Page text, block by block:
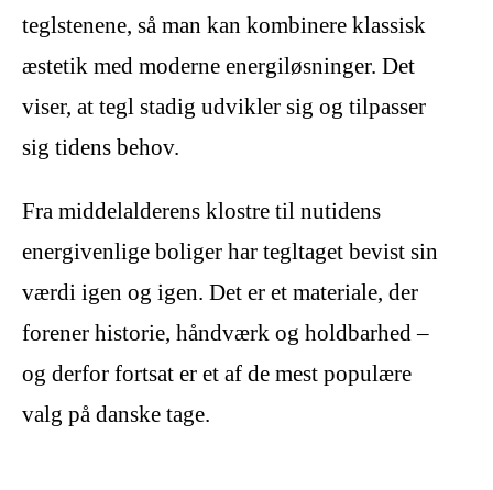
teglstenene, så man kan kombinere klassisk
æstetik med moderne energiløsninger. Det
viser, at tegl stadig udvikler sig og tilpasser
sig tidens behov.
Fra middelalderens klostre til nutidens
energivenlige boliger har tegltaget bevist sin
værdi igen og igen. Det er et materiale, der
forener historie, håndværk og holdbarhed –
og derfor fortsat er et af de mest populære
valg på danske tage.